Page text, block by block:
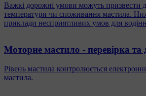
Важкі дорожні умови можуть призвести
температури чи споживання мастила.
приклади несприятливих умов для
Моторне мастило - перевірка та
Рівень мастила контролюється
мастила.